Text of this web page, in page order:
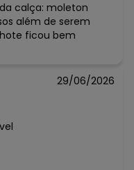
calça: moleton
além de serem
ficou bem
29/06/2026